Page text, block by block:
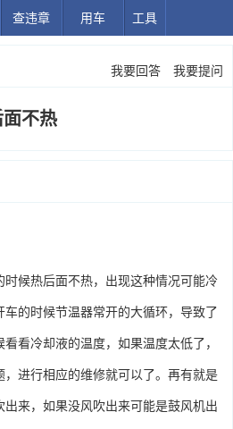
查违章 用车 工具
我要回答 我要提问
不热
候热后面不热，出现这种情况可能冷
的时候节温器常开的大循环，导致了
看冷却液的温度，如果温度太低了，
进行相应的维修就可以了。再有就是
来，如果没风吹出来可能是鼓风机出